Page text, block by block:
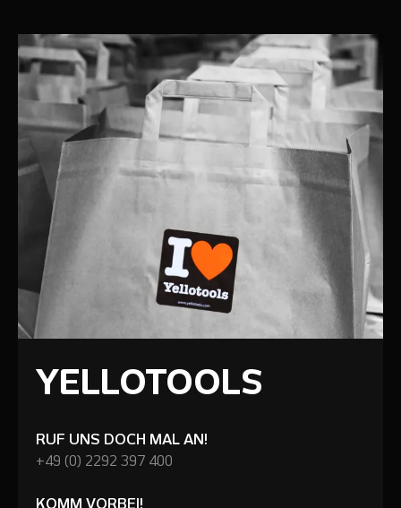
YELLOTOOLS
RUF UNS DOCH MAL AN!
+49 (0) 2292 397 400
KOMM VORBEI!